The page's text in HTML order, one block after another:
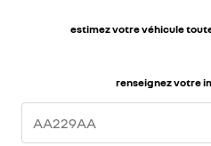
estimez votre véhicule
renseignez votre